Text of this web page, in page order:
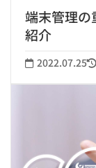
端末管理の
紹介
2022.07.25